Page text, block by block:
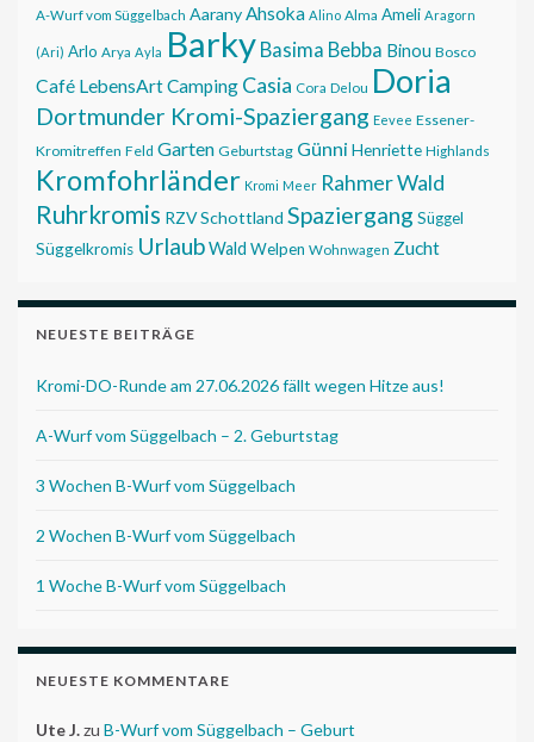
A-Wurf vom Süggelbach AaranyAhsoka Alino Alma Ameli Aragorn
(Ari) Arlo Arya Ayla BarkyBasima Bebba Binou Bosco
Café LebensArtCamping Casia Cora Delou Doria
Dortmunder Kromi-Spaziergang Eevee Essener-
Kromitreffen Feld Garten Geburtstag Günni Henriette Highlands
Kromfohrländer Kromi Meer Rahmer Wald
Ruhrkromis RZVSchottland Spaziergang Süggel
Süggelkromis UrlaubWald Welpen Wohnwagen Zucht
NEUESTE BEITRÄGE
Kromi-DO-Runde am 27.06.2026 fällt wegen Hitze aus!
A-Wurf vom Süggelbach – 2. Geburtstag
3 Wochen B-Wurf vom Süggelbach
2 Wochen B-Wurf vom Süggelbach
1 Woche B-Wurf vom Süggelbach
NEUESTE KOMMENTARE
Ute J.zu B-Wurf vom Süggelbach – Geburt